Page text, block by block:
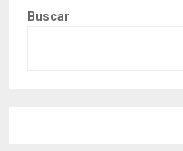
Buscar